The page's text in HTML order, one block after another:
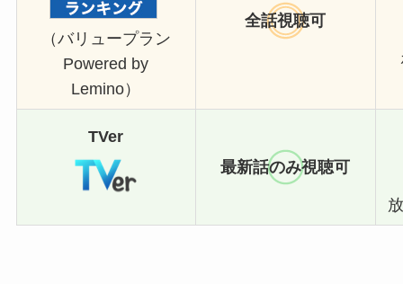
（バリュープラン
Powered by
Lemino）
全話視聴可
TVer
最新話のみ視聴可